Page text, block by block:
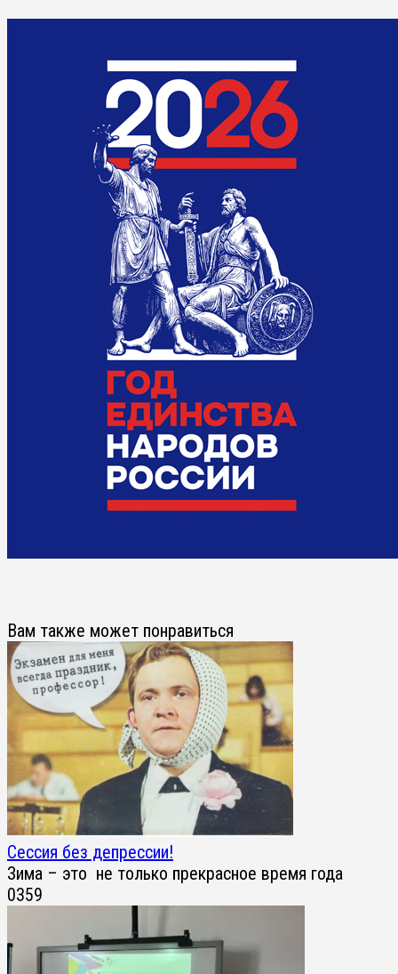
Вам также может понравиться
Сессия без депрессии!
Зима – это не только прекрасное время года
0359